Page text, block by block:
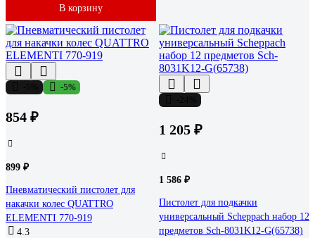
В корзину
-5%
854 ₽
899 ₽
Пневматический пистолет для
накачки колес QUATTRO
ELEMENTI 770-919
4.3
1 205 ₽
1 586 ₽
Пистолет для подкачки
универсальный Scheppach набор 12
предметов Sch-8031K12-G(65738)